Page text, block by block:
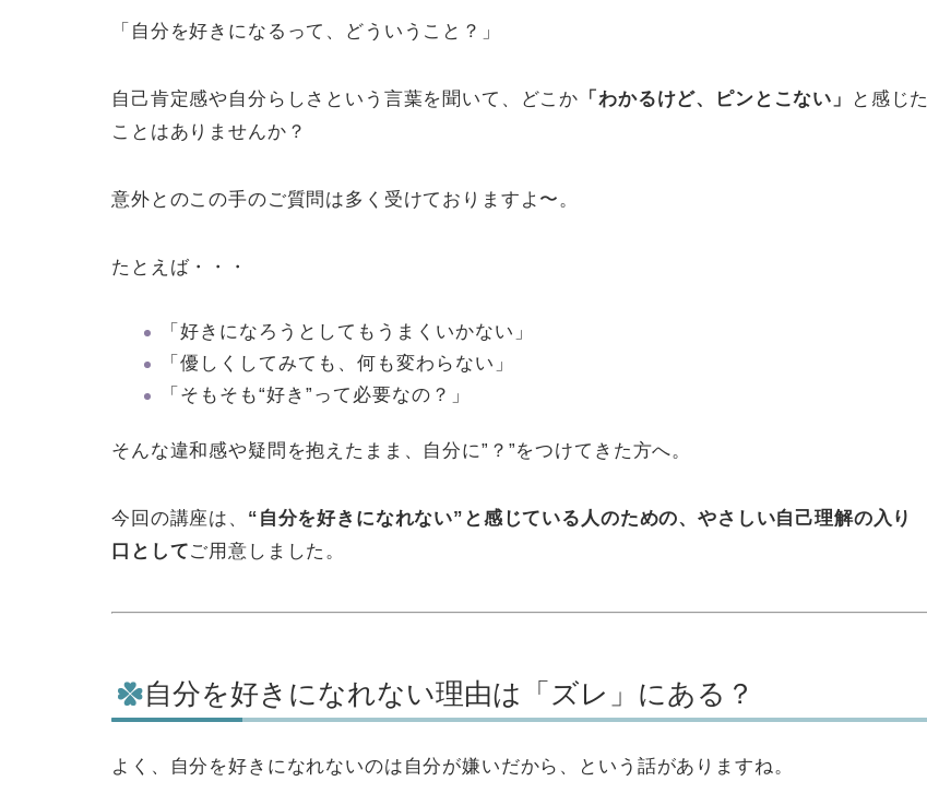
「自分を好きになるって、どういうこと？」
自己肯定感や自分らしさという言葉を聞いて、どこか 「わかるけど、ピンとこない」
と感じた
ことはありませんか？
意外とのこの手のご質問は多く受けておりますよ〜。
たとえば・・・
「好きになろうとしてもうまくいかない」
「優しくしてみても、何も変わらない」
「そもそも“好き”って必要なの？」
そんな違和感や疑問を抱えたまま、自分に”？”をつけてきた方へ。
今回の講座は、 “自分を好きになれない”と感じている人のための、やさしい自己理解の入り
口としてご用意しました。
自分を好きになれない理由は「ズレ」にある？
よく、自分を好きになれないのは自分が嫌いだから、という話がありますね。